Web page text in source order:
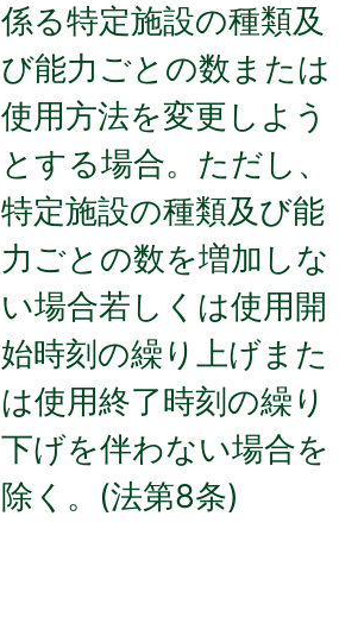
係る特定施設の種類及
び能力ごとの数または
使用方法を変更しよう
とする場合。ただし、
特定施設の種類及び能
力ごとの数を増加しな
い場合若しくは使用開
始時刻の繰り上げまた
は使用終了時刻の繰り
下げを伴わない場合を
除く。(法第8条)